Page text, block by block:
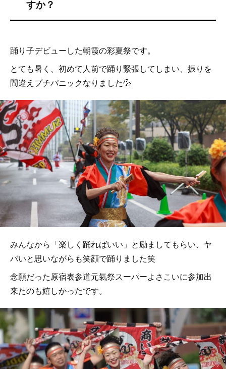
踊り子デビューした朝霞の彩夏祭です。
とても暑く、初めて人前で踊り緊張してしまい、振りを
間違えプチパニックなりました💦
みんなから「楽しく踊ればいい」と励ましてもらい、ヤ
バいと思いながらも笑顔で踊りました笑
念願だった原宿表参道元氣祭スーパーよさこいに参加出
来たのも嬉しかったです。